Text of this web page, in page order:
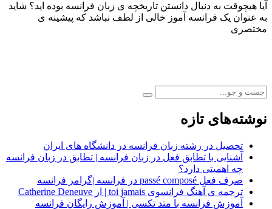
آیا هیچوقت به دنبال دانستن تاریخچه ی زبان فرانسه بوده اید؟ شاید
به عنوان یک فرانسه آموز خالی از لطف نباشد که پیشینه ی
مختصری
تاریخچه
ی
فرانسه”
نوشته‌های تازه
تحصیل در رشته زبان فرانسه در دانشگاه های ایران
آشنایی با تطابق فعل در زبان فرانسه | تطابق در زبان فرانسه
چه اهمیتی دارد؟
صرف فعل passé composé در فرانسه |گرامر فرانسه
ترجمه ی آهنگ فرانسوی toi jamais | از Catherine Deneuve
آموزش فرانسه با متد تکسی | آموزش رایگان فرانسه